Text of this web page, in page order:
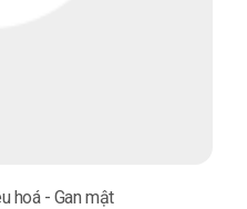
hoá - Gan mật